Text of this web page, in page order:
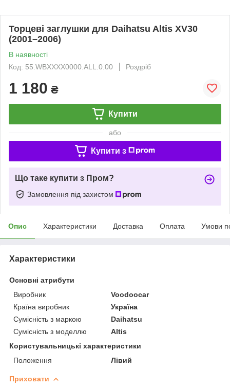
Торцеві заглушки для Daihatsu Altis XV30
(2001–2006)
В наявності
Код: 55.WBXXXX0000.ALL.0.00
Роздріб
1 180 ₴
Купити
або
Купити з
Що таке купити з Пром?
Замовлення під захистом
Опис Характеристики Доставка Оплата Умови
Характеристики
Основні атрибути
Виробник
Voodoocar
Країна виробник
Україна
Сумісність з маркою
Daihatsu
Сумісність з моделлю
Altis
Користувальницькі характеристики
Положення
Лівий
Приховати